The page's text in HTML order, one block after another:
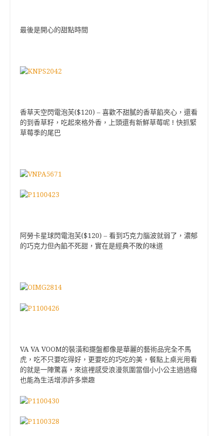
最後是開心的甜點時間
香草天空閃電泡芙($120) – 喜歡不甜膩的香草餡夾心，還看
的到香草籽，吃起來格外香，上頭還有新鮮草莓呢 ! 快抓緊
草莓季的尾巴
阿勞卡星球閃電泡芙($120) – 看到巧克力腦波就弱了，濃郁
的巧克力但內餡不死甜，實在是經典不敗的味道
VA VA VOOM的裝潢和擺盤都像是華麗的藝術品完全不馬
虎，吃不只要吃得好，更要吃的巧吃的美，餐點上桌光用看
的就是一陣驚喜，來這裡感受浪漫氛圍當個小小公主過過癮
也能為生活增添許多樂趣